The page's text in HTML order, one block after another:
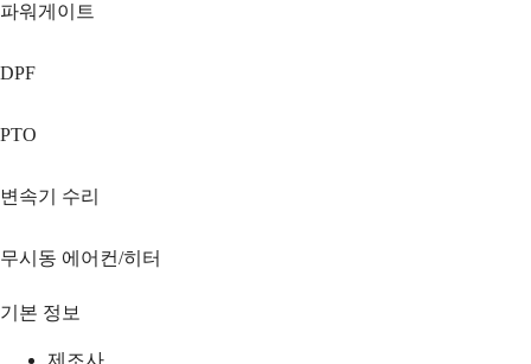
파워게이트
DPF
PTO
변속기 수리
무시동 에어컨/히터
기본 정보
제조사